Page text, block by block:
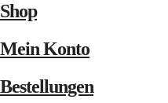
Shop
Mein Konto
Bestellungen